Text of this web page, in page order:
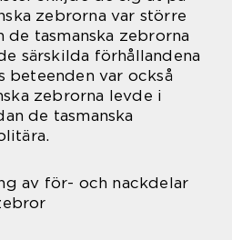
zebrorna var större
tasmanska zebrorna
särskilda förhållandena
beteenden var också
zebrorna levde i
de tasmanska
av för- och nackdelar